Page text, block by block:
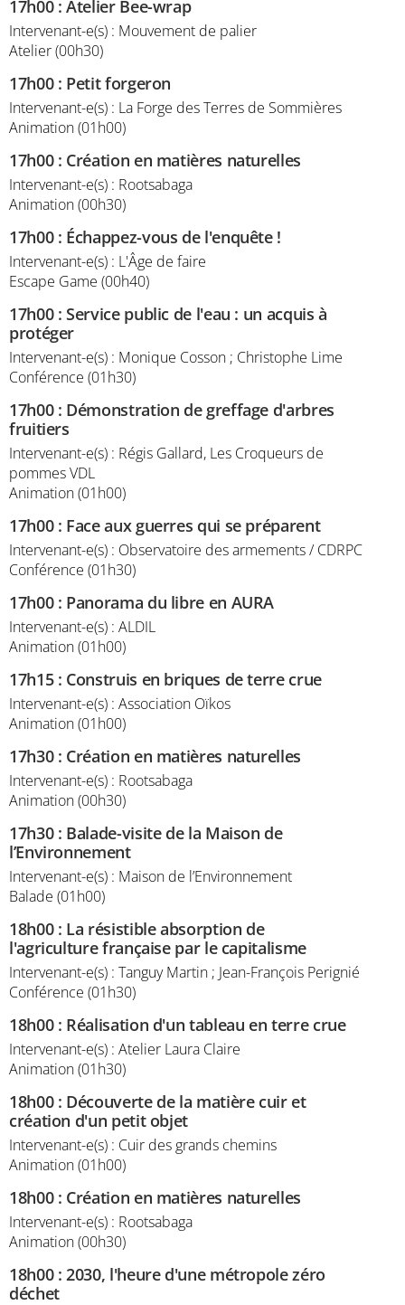
17h00:Atelier Bee-wrap
Intervenant-e(s) : Mouvement de palier
Atelier (00h30)
17h00: Petit forgeron
Intervenant-e(s) : La Forge des Terres de Sommières
Animation (01h00)
17h00: Création en matières naturelles
Intervenant-e(s) : Rootsabaga
Animation (00h30)
17h00: Échappez-vous de l'enquête !
Intervenant-e(s) : L'Âge de faire
Escape Game (00h40)
17h00:Service public de l'eau : un acquis à
protéger
Intervenant-e(s) : Monique Cosson ; Christophe Lime
Conférence (01h30)
17h00: Démonstration de greffage d'arbres
fruitiers
Intervenant-e(s) : Régis Gallard, Les Croqueurs de
pommes VDL
Animation (01h00)
17h00: Face aux guerres qui se préparent
Intervenant-e(s) : Observatoire des armements / CDRPC
Conférence (01h30)
17h00: Panorama du libre en AURA
Intervenant-e(s) : ALDIL
Animation (01h00)
17h15: Construis en briques de terre crue
Intervenant-e(s) : Association Oïkos
Animation (01h00)
17h30: Création en matières naturelles
Intervenant-e(s) : Rootsabaga
Animation (00h30)
17h30: Balade-visite de la Maison de
l’Environnement
Intervenant-e(s) : Maison de l’Environnement
Balade (01h00)
18h00: La résistible absorption de
l'agriculture française par le capitalisme
Intervenant-e(s) : Tanguy Martin ; Jean-François Perignié
Conférence (01h30)
18h00: Réalisation d'un tableau en terre crue
Intervenant-e(s) : Atelier Laura Claire
Animation (01h30)
18h00: Découverte de la matière cuir et
création d'un petit objet
Intervenant-e(s) : Cuir des grands chemins
Animation (01h00)
18h00: Création en matières naturelles
Intervenant-e(s) : Rootsabaga
Animation (00h30)
18h00:2030, l'heure d'une métropole zéro
déchet